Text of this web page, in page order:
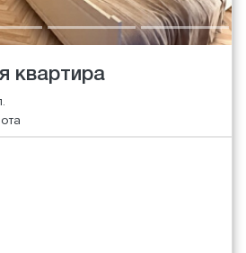
квартира